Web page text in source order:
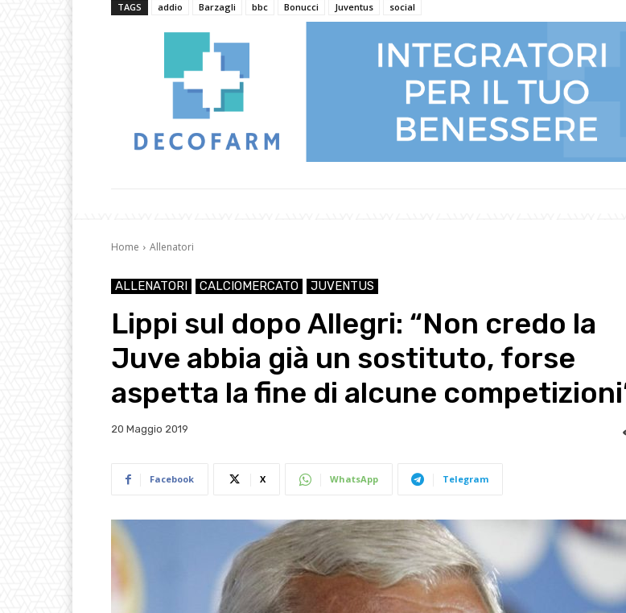
TAGS addio Barzagli bbc Bonucci Juventus social